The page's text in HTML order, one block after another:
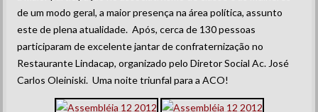
de um modo geral, a maior presença na área política, assunto
este de plena atualidade. Após, cerca de 130 pessoas
participaram de excelente jantar de confraternização no
Restaurante Lindacap, organizado pelo Diretor Social Ac. José
Carlos Oleiniski. Uma noite triunfal para a ACO!